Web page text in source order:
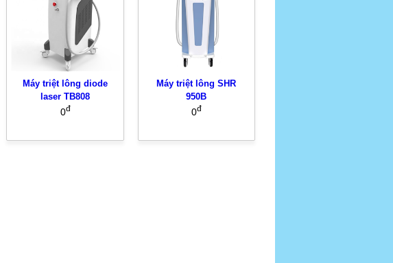
Máy triệt lông diode
laser TB808
0đ
Máy triệt lông SHR
950B
0đ